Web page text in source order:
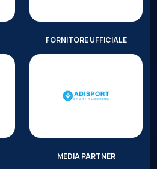
FORNITORE UFFICIALE
MEDIA PARTNER